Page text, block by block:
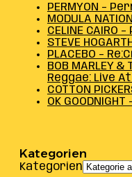
PERMYON –
MODULA
CELINE CAIRO
STEVE
PLACEBO –
BOB MARLEY &
Reggae: Live
COTTON
OK
Kategorien
Kategorien